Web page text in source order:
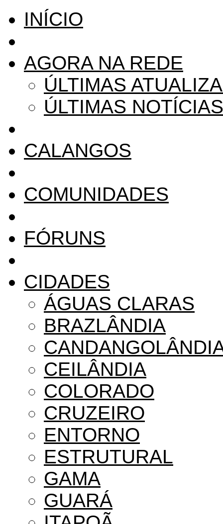
INÍCIO
AGORA NA REDE
ÚLTIMAS
ÚLTIMAS NOTÍCIAS
CALANGOS
COMUNIDADES
FÓRUNS
CIDADES
ÁGUAS CLARAS
BRAZLÂNDIA
CEILÂNDIA
COLORADO
CRUZEIRO
ENTORNO
ESTRUTURAL
GAMA
GUARÁ